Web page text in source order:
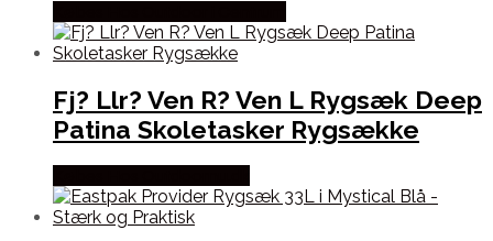
Fj? Llr? Ven R? Ven L Rygsæk Deep
Patina Skoletasker Rygsække